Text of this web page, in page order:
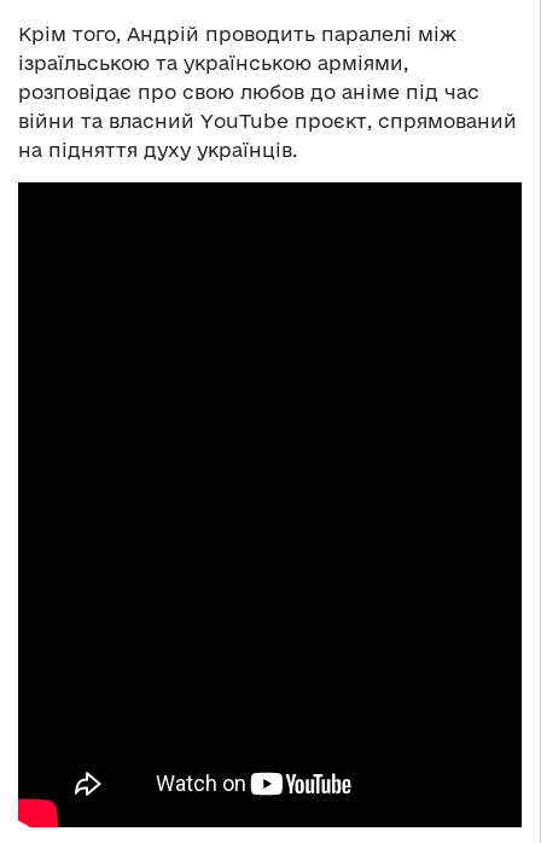
Крім того, Андрій проводить паралелі між
ізраїльською та українською арміями,
розповідає про свою любов до аніме під час
війни та власний YouTube проєкт, спрямований
на підняття духу українців.